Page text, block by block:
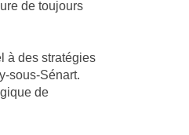
de toujours
à des stratégies
sous-Sénart.
de